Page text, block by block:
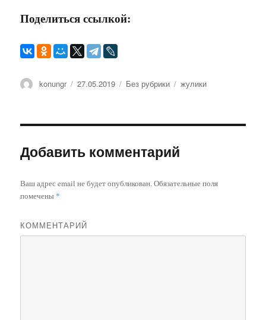
Поделиться ссылкой:
Автор
konungr Опубликовано
27.05.2019 Рубрики
Без рубрики Метки
жулики
Добавить комментарий
Ваш адрес email не будет опубликован.Обязательные поля
помечены *
КОММЕНТАРИЙ